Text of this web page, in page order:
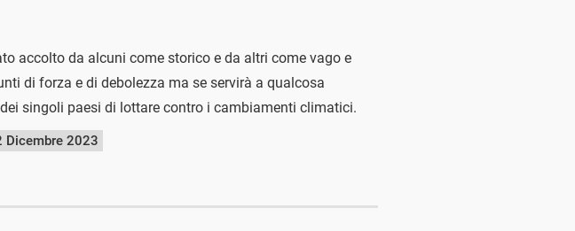
accolto da alcuni come storico e da altri come vago e
di forza e di debolezza ma se servirà a qualcosa
singoli paesi di lottare contro i cambiamenti climatici.
Dicembre 2023